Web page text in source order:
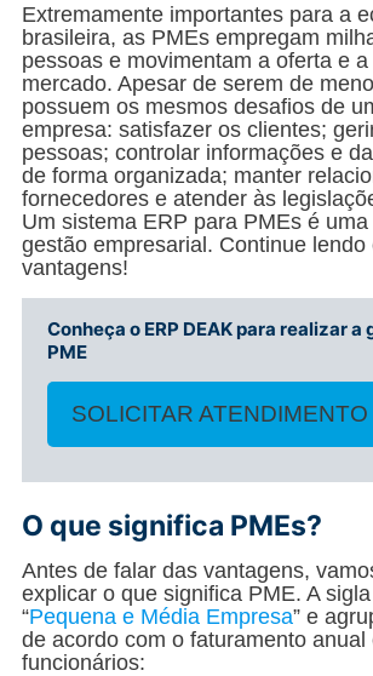
Extremamente importantes para a
brasileira, as PMEs empregam
pessoas e movimentam a oferta e
mercado. Apesar de serem de
possuem os mesmos desafios de
empresa: satisfazer os clientes;
pessoas; controlar informações e
de forma organizada; manter
fornecedores e atender às
Um sistema ERP para PMEs é
gestão empresarial. Continue lendo
vantagens!
Conheça o ERP DEAK para realizar a
PME
SOLICITAR ATENDIMENTO
O que significa PMEs?
Antes de falar das vantagens,
explicar o que significa PME. A
“Pequena e Média Empresa” e
de acordo com o faturamento
funcionários: